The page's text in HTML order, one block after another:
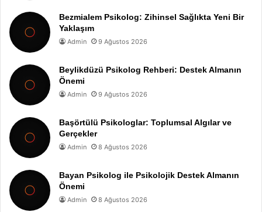
Bezmialem Psikolog: Zihinsel Sağlıkta Yeni Bir
Yaklaşım
Admin 9 Ağustos 2026
Beylikdüzü Psikolog Rehberi: Destek Almanın
Önemi
Admin 9 Ağustos 2026
Başörtülü Psikologlar: Toplumsal Algılar ve
Gerçekler
Admin 8 Ağustos 2026
Bayan Psikolog ile Psikolojik Destek Almanın
Önemi
Admin 8 Ağustos 2026